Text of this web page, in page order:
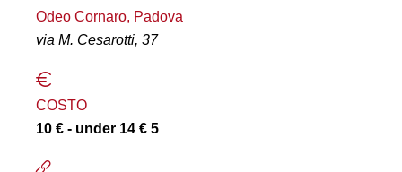
Odeo Cornaro, Padova
via M. Cesarotti, 37
COSTO
10 € - under 14 € 5